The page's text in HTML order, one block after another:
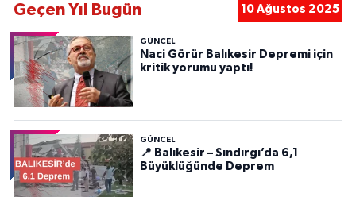
Geçen Yıl Bugün 10 Ağustos 2025
GÜNCEL
Naci Görür Balıkesir Depremi için
kritik yorumu yaptı!
GÜNCEL
📍 Balıkesir – Sındırgı’da 6,1
Büyüklüğünde Deprem